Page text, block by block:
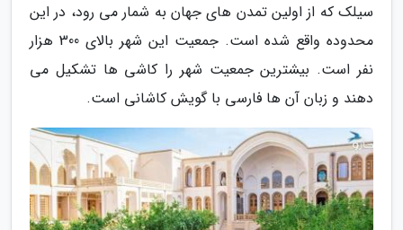
سیلک که از اولین تمدن های جهان به شمار می رود، در این
محدوده واقع شده است. جمعیت این شهر بالای 300 هزار
نفر است. بیشترین جمعیت شهر را کاشی ها تشکیل می
دهند و زبان آن ها فارسی با گویش کاشانی است.